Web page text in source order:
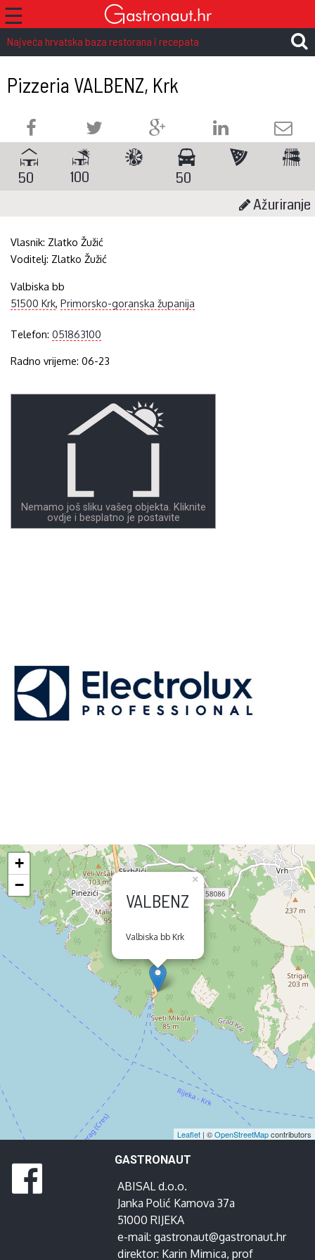
☰
Najveća hrvatska baza restorana i recepata
Pizzeria VALBENZ, Krk
50 100
50
Ažuriranje
Vlasnik: Zlatko Žužić
Voditelj: Zlatko Žužić
Valbiska bb
51500 Krk,Primorsko-goranska županija
Telefon:051863100
Radno vrijeme: 06-23
Nemamo još sliku vašeg objekta. Kliknite
ovdje i besplatno je postavite
VALBENZ
Valbiska bb Krk
×
+
−
Leaflet | ©OpenStreetMapcontributors
GASTRONAUT
ABISAL d.o.o.
Janka Polić Kamova 37a
51000 RIJEKA
e-mail: gastronaut@gastronaut.hr
direktor: Karin Mimica, prof